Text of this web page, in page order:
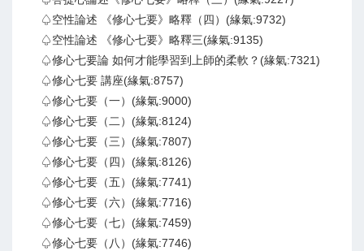
♤空性論述 《修心七要》略釋（四）(緣氣:9732)
♤空性論述 《修心七要》略釋三(緣氣:9135)
♤修心七要論 如何才能學習到上師的柔軟？(緣氣:7321)
♤修心七要 講座(緣氣:8757)
♤修心七要（一）(緣氣:9000)
♤修心七要（二）(緣氣:8124)
♤修心七要（三）(緣氣:7807)
♤修心七要（四）(緣氣:8126)
♤修心七要（五）(緣氣:7741)
♤修心七要（六）(緣氣:7716)
♤修心七要（七）(緣氣:7459)
♤修心七要（八）(緣氣:7746)